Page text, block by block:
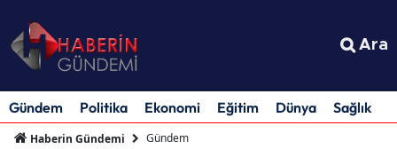
Ara
Gündem Politika Ekonomi Eğitim Dünya Sağlık
Haberin Gündemi Gündem